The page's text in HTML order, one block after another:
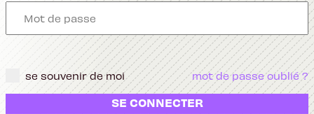
se souvenir de moi mot de passe oublié ?
SE CONNECTER